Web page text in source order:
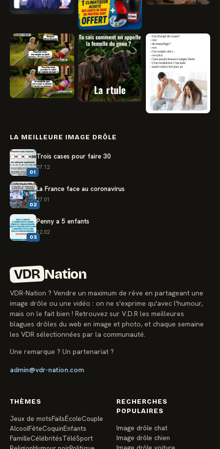
LA MEILLEURE IMAGE DRÔLE
01
Trois cases pour faire 30
07.12
02
La France face au coronavirus
27.01
03
Penny a 5 enfants
12.02
VDR Nation
VDR-Nation ? Vendre un maximum de rêve en partageant une
image drôle ou une vidéo : on ne s'exprime qu'avec l'humour,
mais on le fait bien ! Retrouvez sur V.D.R les meilleures
blagues drôles du web en image et photo, et chaque semaine
les VDR sélectionnées par la communauté.
Une remarque ? Un partenariat ?
admin@vdr-nation.com
THÈMES
Jeux de motsFailsÉcoleCouple
AlcoolFêteCoquinEnfants
FamilleCélébritésTéléSport
RECHERCHES
POPULAIRES
Image drôle chat
Image drôle chien